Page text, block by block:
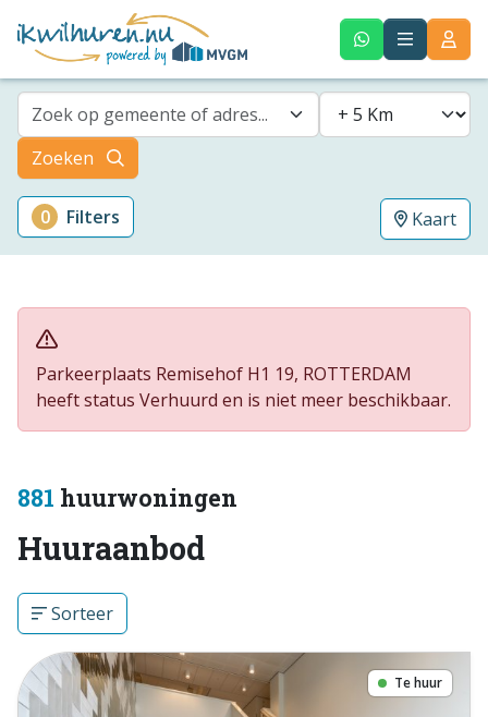
Zoek op gemeente of adres...
Zoeken
0 Filters Kaart
Parkeerplaats Remisehof H1 19, ROTTERDAM
heeft status Verhuurd en is niet meer beschikbaar.
881 huurwoningen
Huuraanbod
Sorteer
Te huur